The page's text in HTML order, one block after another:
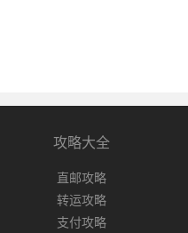
攻略大全
直邮攻略
转运攻略
支付攻略